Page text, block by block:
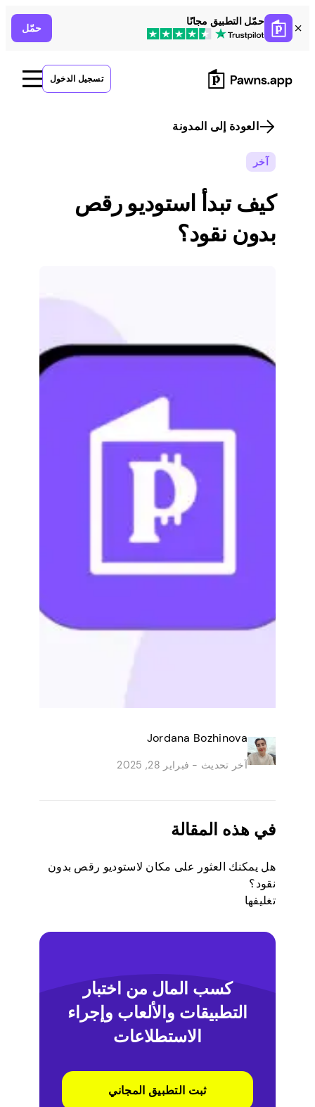
Skip
to
content
حمّل التطبيق مجانًا
حمّل
تسجيل الدخول
العودة إلى المدونة
آخر
كيف تبدأ استوديو رقص
بدون نقود؟
Jordana Bozhinova
آخر تحديث - فبراير 28, 2025
في هذه المقالة
هل يمكنك العثور على مكان لاستوديو رقص بدون
نقود؟
تغليفها
كسب المال من اختبار
التطبيقات والألعاب وإجراء
الاستطلاعات
ثبت التطبيق المجاني